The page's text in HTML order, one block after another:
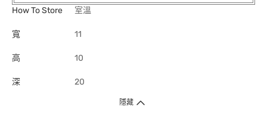
How To Store
室溫
寬 11
高 10
深 20
隱藏